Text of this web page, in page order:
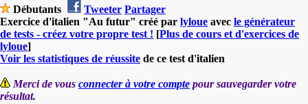
Débutants Tweeter Partager
Exercice d'italien "Au futur" créé par lyloue avec le générateur
de tests - créez votre propre test ! [Plus de cours et d'exercices de
lyloue]
Voir les statistiques de réussite de ce test d'italien
Merci de vous connecter à votre compte pour sauvegarder votre
résultat.